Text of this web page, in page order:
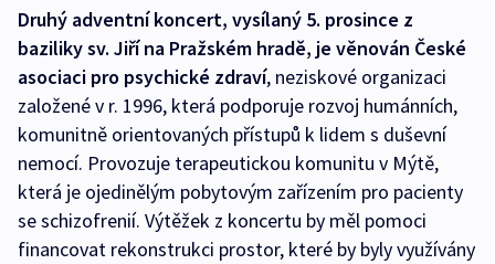
Druhý adventní koncert, vysílaný 5. prosince z
baziliky sv. Jiří na Pražském hradě, je věnován České
asociaci pro psychické zdraví, neziskové organizaci
založené v r. 1996, která podporuje rozvoj humánních,
komunitně orientovaných přístupů k lidem s duševní
nemocí. Provozuje terapeutickou komunitu v Mýtě,
která je ojedinělým pobytovým zařízením pro pacienty
se schizofrenií. Výtěžek z koncertu by měl pomoci
financovat rekonstrukci prostor, které by byly využívány